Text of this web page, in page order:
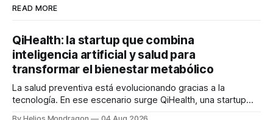
READ MORE
QiHealth: la startup que combina
inteligencia artificial y salud para
transformar el bienestar metabólico
La salud preventiva está evolucionando gracias a la
tecnología. En ese escenario surge QiHealth, una startup